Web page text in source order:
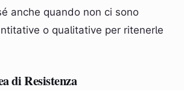
anche quando non ci sono
o qualitative per ritenerle
di Resistenza